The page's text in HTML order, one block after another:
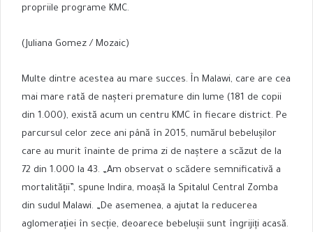
propriile programe KMC.
(Juliana Gomez / Mozaic)
Multe dintre acestea au mare succes. În Malawi, care are cea
mai mare rată de nașteri premature din lume (181 de copii
din 1.000), există acum un centru KMC în fiecare district. Pe
parcursul celor zece ani până în 2015, numărul bebelușilor
care au murit înainte de prima zi de naștere a scăzut de la
72 din 1.000 la 43. „Am observat o scădere semnificativă a
mortalității”, spune Indira, moașă la Spitalul Central Zomba
din sudul Malawi. „De asemenea, a ajutat la reducerea
aglomerației în secție, deoarece bebelușii sunt îngrijiți acasă.